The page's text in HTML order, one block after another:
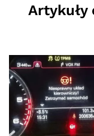
Artykuły